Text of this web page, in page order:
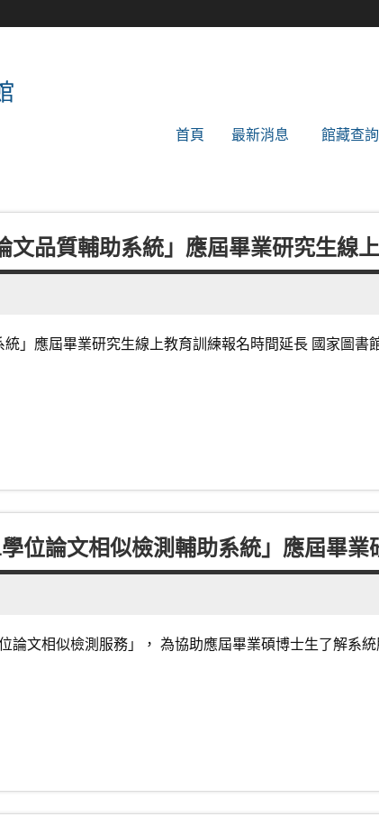
首頁 最新消息 館藏查詢
文品質輔助系統」應屆畢業研究生線
」應屆畢業研究生線上教育訓練報名時間延長 國家圖書
位論文相似檢測輔助系統」應屆畢
論文相似檢測服務」， 為協助應屆畢業碩博士生了解系統